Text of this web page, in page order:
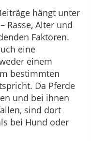
hängt unter
Rasse, Alter und
Faktoren.
eine
einem
bestimmten
Da Pferde
und bei ihnen
sind dort
bei Hund oder